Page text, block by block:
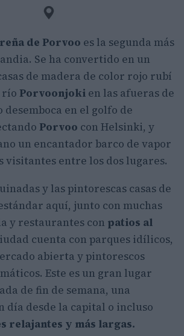
de Porvoo es la segunda más
Se ha convertido en un
de madera de color rojo rubí
río Porvoonjoki en las afueras de
en el golfo de
Porvoo con Helsinki, y
un encantador barco de vapor
visitantes entre los dos lugares.
y las pintorescas casas de
aquí, junto con muchas
y restaurantes con patios al
cuenta con parques idílicos,
abierta y pintorescos
Este es un gran lugar
de fin de semana, una
día desde la capital o incluso
relajantes y más largas.